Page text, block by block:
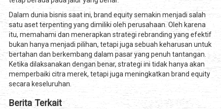
Dalam dunia bisnis saat ini, brand equity semakin menjadi salah
satu aset terpenting yang dimiliki oleh perusahaan. Oleh karena
itu, memahami dan menerapkan strategi rebranding yang efektif
bukan hanya menjadi pilihan, tetapi juga sebuah keharusan untuk
bertahan dan berkembang dalam pasar yang penuh tantangan.
Ketika dilaksanakan dengan benar, strategi ini tidak hanya akan
memperbaiki citra merek, tetapi juga meningkatkan brand equity
secara keseluruhan.
Berita Terkait